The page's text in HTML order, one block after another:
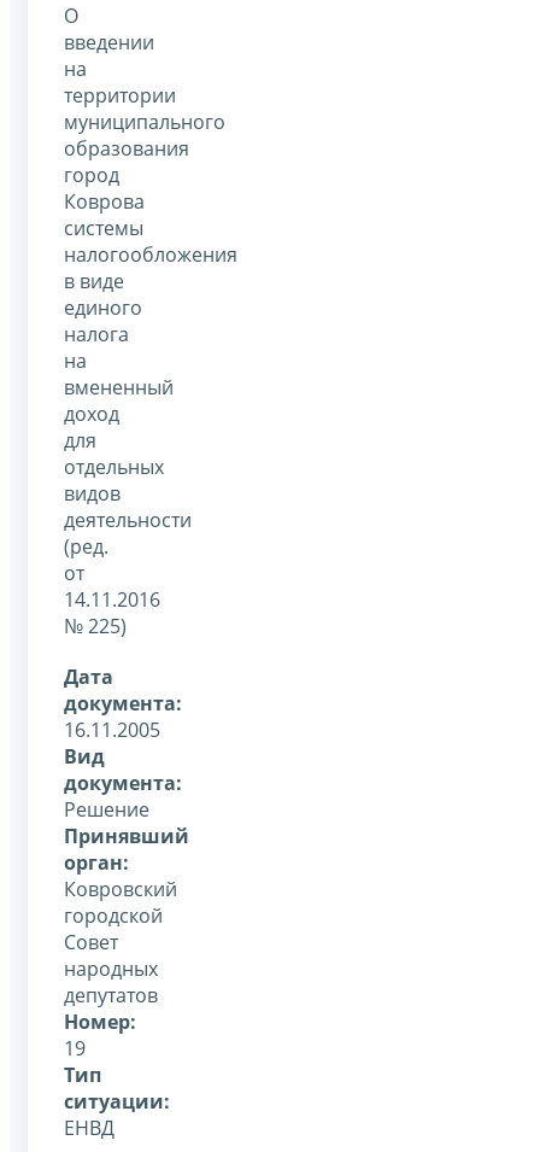
О
введении
на
территории
муниципального
образования
город
Коврова
системы
налогообложения
в виде
единого
налога
на
вмененный
доход
для
отдельных
видов
деятельности
(ред.
от
14.11.2016
№ 225)
Дата
документа:
16.11.2005
Вид
документа:
Решение
Принявший
орган:
Ковровский
городской
Совет
народных
депутатов
Номер:
19
Тип
ситуации:
ЕНВД